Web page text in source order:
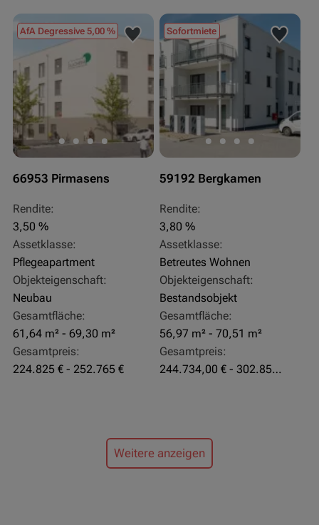
AfA Degressive 5,00 %
66953 Pirmasens
Rendite:
3,50 %
Assetklasse:
Pflegeapartment
Objekteigenschaft:
Neubau
Gesamtfläche:
61,64 m² - 69,30 m²
Gesamtpreis:
224.825 € - 252.765 €
Sofortmiete
59192 Bergkamen
Rendite:
3,80 %
Assetklasse:
Betreutes Wohnen
Objekteigenschaft:
Bestandsobjekt
Gesamtfläche:
56,97 m² - 70,51 m²
Gesamtpreis:
244.734,00 € - 302.855,00 €
Weitere anzeigen